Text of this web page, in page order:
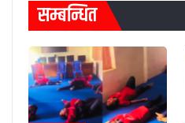
सम्बन्धित